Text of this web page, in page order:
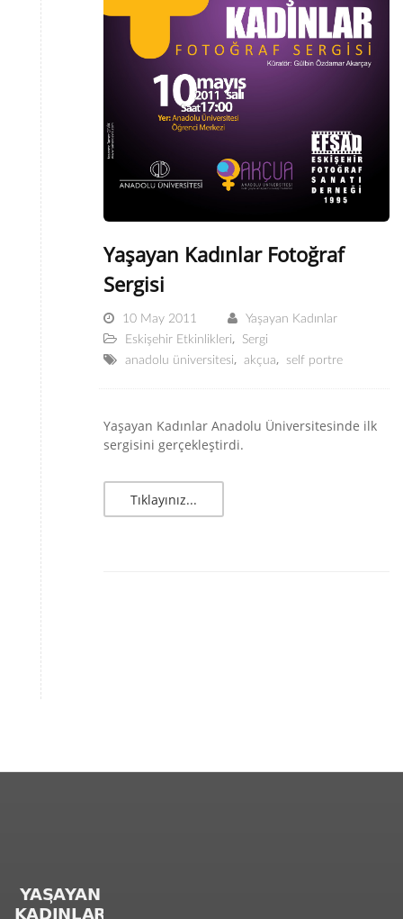
Yaşayan Kadınlar Fotoğraf
Sergisi
10 May 2011
Yaşayan Kadınlar
Eskişehir Etkinlikleri,
Sergi
anadolu üniversitesi, akçua, self portre
Yaşayan Kadınlar Anadolu Üniversitesinde ilk
sergisini gerçekleştirdi.
Tıklayınız...